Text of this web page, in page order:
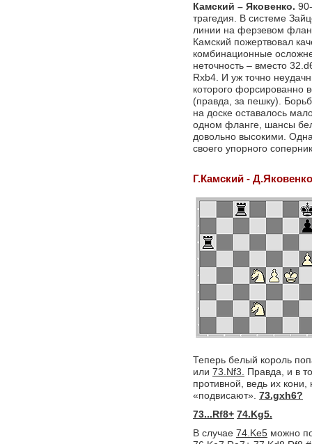
Камский – Яковенко.
трагедия. В системе
линии на ферзевом
Камский пожертвовал
комбинационные
неточность – вместо
Rxb4. И уж точно
которого форсированно
(правда, за пешку).
на доске оставалось
одном фланге, шансы
довольно высокими.
своего упорного
Г.Камский - Д.Яковенко
Теперь белый король
или 73.Nf3.
Правда, и в
противной, ведь их
«подвисают». 73.gxh6?
73...Rf8+ 74.Kg5.
В случае 74.Ke5 можно